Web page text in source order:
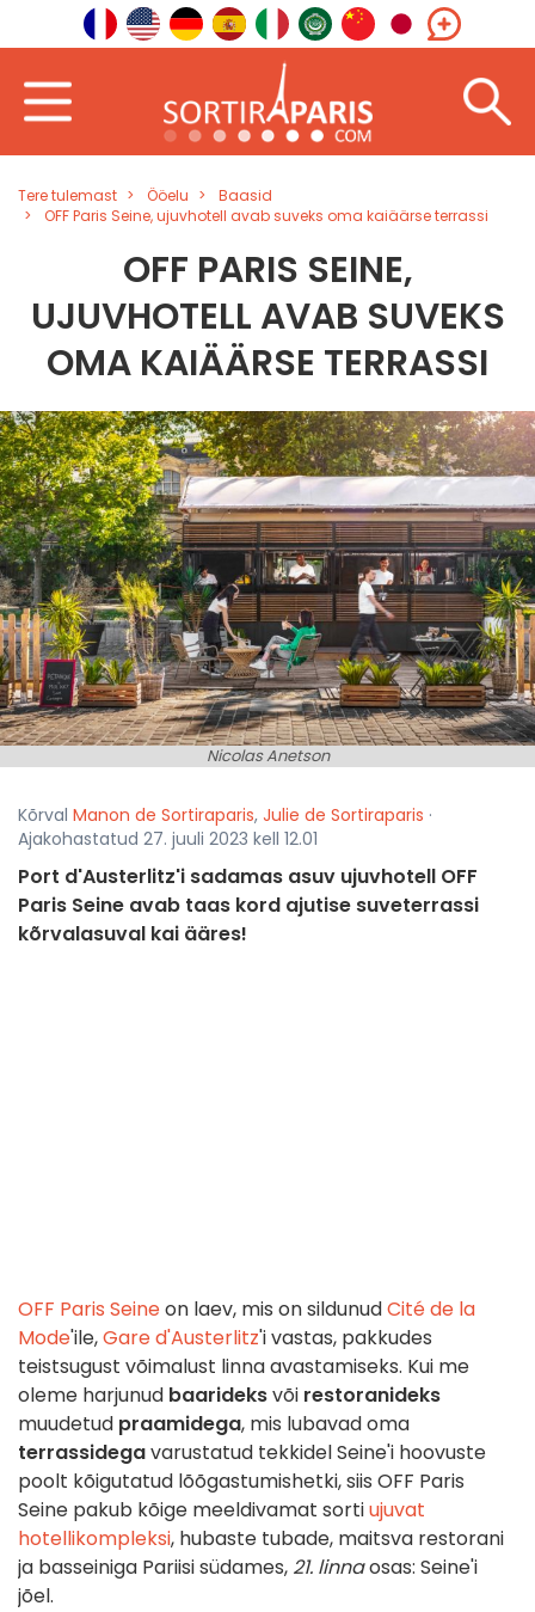
Tere tulemast Ööelu
Baasid
OFF Paris Seine, ujuvhotell avab suveks oma kaiäärse terrassi
OFF PARIS SEINE,
UJUVHOTELL AVAB SUVEKS
OMA KAIÄÄRSE TERRASSI
Nicolas Anetson
Kõrval Manon de Sortiraparis, Julie de Sortiraparis ·
Ajakohastatud 27. juuli 2023 kell 12.01
Port d'Austerlitz'i sadamas asuv ujuvhotell OFF
Paris Seine avab taas kord ajutise suveterrassi
kõrvalasuval kai ääres!
OFF Paris Seineon laev, mis on sildunudCité de la
Mode'ile,Gare d'Austerlitz'i vastas, pakkudes
teistsugust võimalust linna avastamiseks. Kui me
oleme harjunud baarideksvõi restoranideks
muudetud praamidega, mis lubavad oma
terrassidegavarustatud tekkidel Seine'i hoovuste
poolt kõigutatud lõõgastumishetki, siis OFF Paris
Seine pakub kõige meeldivamat sortiujuvat
hotellikompleksi, hubaste tubade, maitsva restorani
ja basseiniga Pariisi südames, 21. linnaosas: Seine'i
jõel.